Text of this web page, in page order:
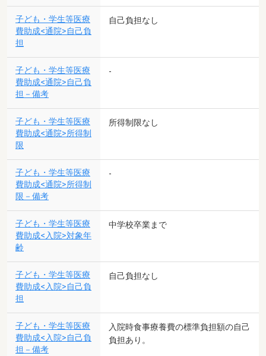
子ども・学生等医療
費助成<通院>自己負
担
自己負担なし
子ども・学生等医療
費助成<通院>自己負
担－備考
-
子ども・学生等医療
費助成<通院>所得制
限
所得制限なし
子ども・学生等医療
費助成<通院>所得制
限－備考
-
子ども・学生等医療
費助成<入院>対象年
齢
中学校卒業まで
子ども・学生等医療
費助成<入院>自己負
担
自己負担なし
子ども・学生等医療
費助成<入院>自己負
担－備考
入院時食事療養費の標準負担額の自己
負担あり。